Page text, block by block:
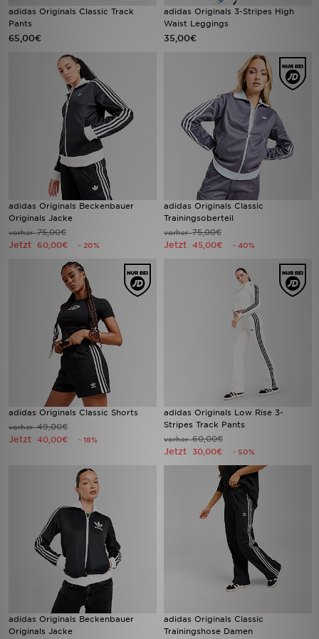
adidas Originals Classic Track
Pants
65,00€
adidas Originals 3-Stripes High
Waist Leggings
35,00€
adidas Originals Beckenbauer
Originals Jacke
vorher75,00€
Jetzt 60,00€ - 20%
adidas Originals Classic
Trainingsoberteil
vorher75,00€
Jetzt 45,00€ - 40%
adidas Originals Classic Shorts
vorher49,00€
Jetzt 40,00€ - 18%
adidas Originals Low Rise 3-
Stripes Track Pants
vorher60,00€
Jetzt 30,00€ - 50%
adidas Originals Beckenbauer
Originals Jacke
adidas Originals Classic
Trainingshose Damen
Lade die APP
Filialfinder
Hilfe & Kontakt
Geschenkgutschein
Studenten
Blog